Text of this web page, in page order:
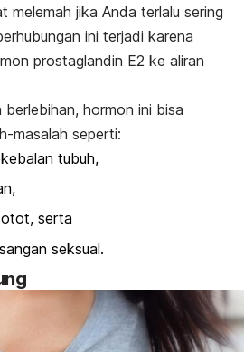
melemah jika Anda terlalu sering
ini terjadi karena
prostaglandin E2 ke aliran
hormon ini bisa
masalah seperti:
tubuh,
serta
seksual.